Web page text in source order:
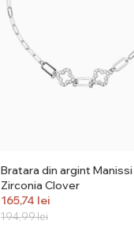
Bratara din argint Manissi
Zirconia Clover
194,99lei
165,74 lei